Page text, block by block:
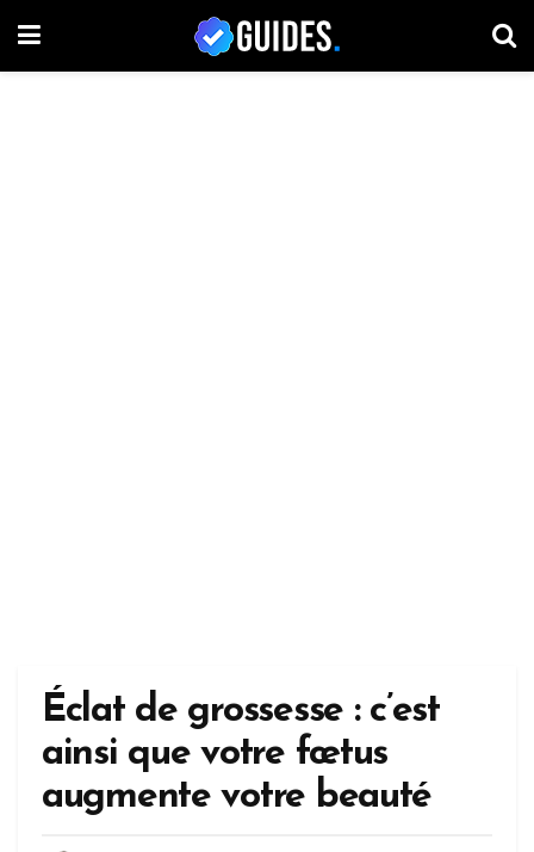
Éclat de grossesse : c’est
ainsi que votre fœtus
augmente votre beauté